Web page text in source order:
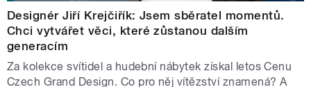
Designér Jiří Krejčiřík: Jsem sběratel momentů.
Chci vytvářet věci, které zůstanou dalším
generacím
Za kolekce svítidel a hudební nábytek získal letos Cenu
Czech Grand Design. Co pro něj vítězství znamená? A